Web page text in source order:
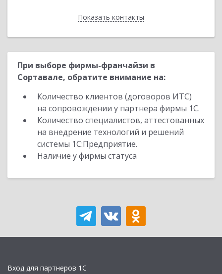
Показать контакты
Назад
При выборе фирмы-франчайзи в
Сортавале, обратите внимание на:
Количество клиентов (договоров ИТС)
на сопровождении у партнера фирмы 1С.
Количество специалистов, аттестованных
на внедрение технологий и решений
системы 1С:Предприятие.
Наличие у фирмы статуса
Вход для партнеров 1С